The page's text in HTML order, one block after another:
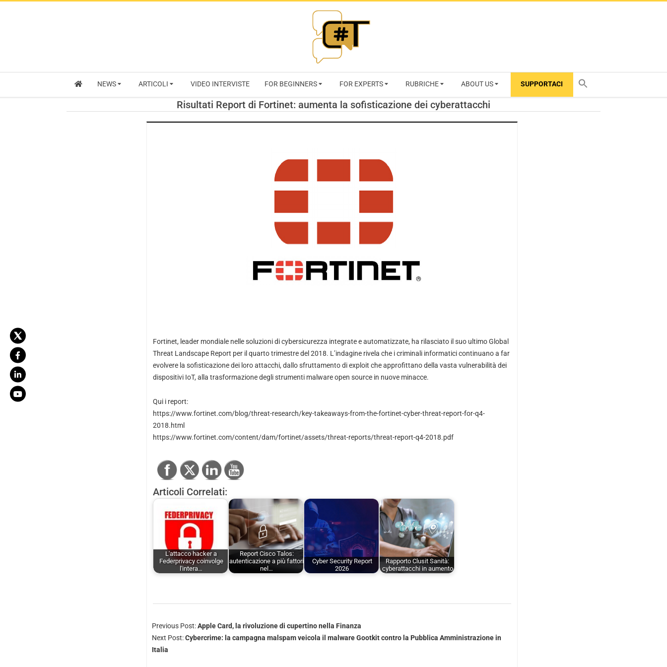
RIVISTA
CYBERSECURITY
NEWS ARTICOLI VIDEO INTERVISTE FOR BEGINNERS FOR EXPERTS RUBRICHE ABOUT US SUPPORTACI
Risultati Report di Fortinet: aumenta la sofisticazione dei cyberattacchi
Fortinet, leader mondiale nelle soluzioni di cybersicurezza integrate e automatizzate, ha rilasciato il suo ultimo Global
Threat Landscape Report per il quarto trimestre del 2018. L’indagine rivela che i criminali informatici continuano a far
evolvere la sofisticazione dei loro attacchi, dallo sfruttamento di exploit che approfittano della vasta vulnerabilità dei
dispositivi IoT, alla trasformazione degli strumenti malware open source in nuove minacce.
Qui i report:
https://www.fortinet.com/blog/threat-research/key-takeaways-from-the-fortinet-cyber-threat-report-for-q4-
2018.html
https://www.fortinet.com/content/dam/fortinet/assets/threat-reports/threat-report-q4-2018.pdf
Articoli Correlati:
L'attacco hacker a
Federprivacy coinvolge
l'intera…
Report Cisco Talos:
autenticazione a più fattori
nel…
Cyber Security Report
2026
Rapporto Clusit Sanità:
cyberattacchi in aumento
Previous Post:Apple Card, la rivoluzione di cupertino nella Finanza
Next Post:Cybercrime: la campagna malspam veicola il malware Gootkit contro la Pubblica Amministrazione in
Italia